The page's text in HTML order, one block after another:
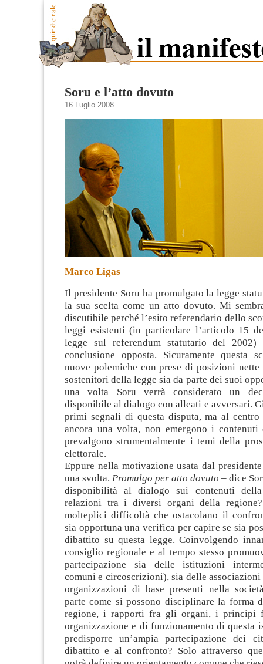
Soru e l’atto dovuto
16 Luglio 2008
Marco Ligas
Il presidente Soru ha promulgato la legge
la sua scelta come un atto dovuto. Mi
discutibile perché l’esito referendario dello
leggi esistenti (in particolare l’articolo 15
legge sul referendum statutario del 2002)
conclusione opposta. Sicuramente questa
nuove polemiche con prese di posizioni nette
sostenitori della legge sia da parte dei suoi
una volta Soru verrà considerato un
disponibile al dialogo con alleati e avversari.
primi segnali di questa disputa, ma al centro
ancora una volta, non emergono i contenuti
prevalgono strumentalmente i temi della
elettorale.
Eppure nella motivazione usata dal
una svolta. Promulgo per atto dovuto – dice
disponibilità al dialogo sui contenuti
relazioni tra i diversi organi della
molteplici difficoltà che ostacolano il
sia opportuna una verifica per capire se sia
dibattito su questa legge. Coinvolgendo
consiglio regionale e al tempo stesso
partecipazione sia delle istituzioni
comuni e circoscrizioni), sia delle
organizzazioni di base presenti nella
parte come si possono disciplinare la forma
regione, i rapporti fra gli organi, i principi
organizzazione e di funzionamento di questa
predisporre un’ampia partecipazione dei
dibattito e al confronto? Solo attraverso